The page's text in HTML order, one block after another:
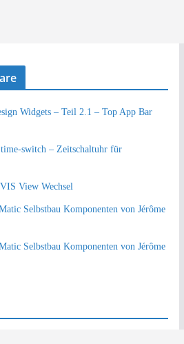
Widgets – Teil 2.1 – Top App Bar
switch – Zeitschaltuhr für
View Wechsel
Selbstbau Komponenten von Jérôme
Selbstbau Komponenten von Jérôme